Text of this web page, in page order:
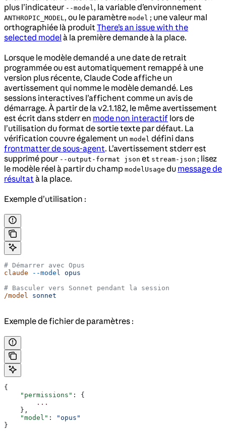
plus l’indicateur --model , la variable d’environnement
ANTHROPIC_MODEL , ou le paramètre model ; une valeur mal
orthographiée là produit There’s an issue with the
selected model à la première demande à la place.
Lorsque le modèle demandé a une date de retrait
programmée ou est automatiquement remappé à une
version plus récente, Claude Code affiche un
avertissement qui nomme le modèle demandé. Les
sessions interactives l’affichent comme un avis de
démarrage. À partir de la v2.1.182, le même avertissement
est écrit dans stderr en mode non interactif lors de
l’utilisation du format de sortie texte par défaut. La
vérification couvre également un model défini dans
frontmatter de sous-agent. L’avertissement stderr est
supprimé pour --output-format json et stream-json ; lisez
le modèle réel à partir du champ modelUsage du message de
résultat à la place.
Exemple d’utilisation :
# Démarrer avec Opus
claude --model
opus
# Basculer vers Sonnet pendant la session
/model
sonnet
Exemple de fichier de paramètres :
{
    "permissions"
: {
        ...
    },
    "model"
:
"opus"
}